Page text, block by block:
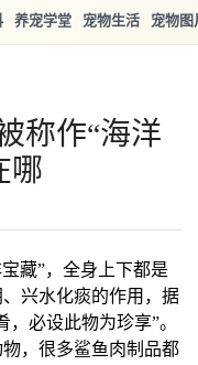
养宠学堂 宠物生活 宠物图
称作“海洋
哪
藏”，全身上下都是
兴水化痰的作用，据
，必设此物为珍享”。
，很多鲨鱼肉制品都